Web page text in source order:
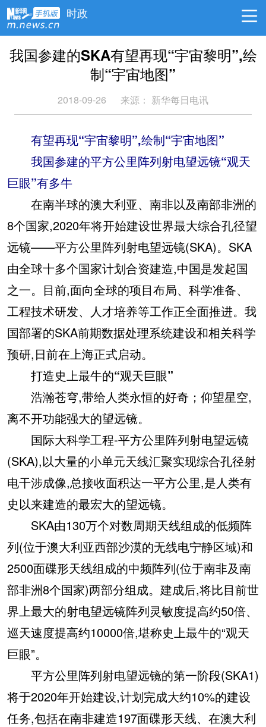
时政
我国参建的SKA有望再现“宇宙黎明”,绘
制“宇宙地图”
2018-09-26 来源： 新华每日电讯
有望再现“宇宙黎明”,绘制“宇宙地图”
我国参建的平方公里阵列射电望远镜“观天
巨眼”有多牛
在南半球的澳大利亚、南非以及南部非洲的
8个国家,2020年将开始建设世界最大综合孔径望
远镜——平方公里阵列射电望远镜(SKA)。SKA
由全球十多个国家计划合资建造,中国是发起国
之一。目前,面向全球的项目布局、科学准备、
工程技术研发、人才培养等工作正全面推进。我
国部署的SKA前期数据处理系统建设和相关科学
预研,日前在上海正式启动。
打造史上最牛的“观天巨眼”
浩瀚苍穹,带给人类永恒的好奇；仰望星空,
离不开功能强大的望远镜。
国际大科学工程-平方公里阵列射电望远镜
(SKA),以大量的小单元天线汇聚实现综合孔径射
电干涉成像,总接收面积达一平方公里,是人类有
史以来建造的最宏大的望远镜。
SKA由130万个对数周期天线组成的低频阵
列(位于澳大利亚西部沙漠的无线电宁静区域)和
2500面碟形天线组成的中频阵列(位于南非及南
部非洲8个国家)两部分组成。建成后,将比目前世
界上最大的射电望远镜阵列灵敏度提高约50倍、
巡天速度提高约10000倍,堪称史上最牛的“观天
巨眼”。
平方公里阵列射电望远镜的第一阶段(SKA1)
将于2020年开始建设,计划完成大约10%的建设
任务,包括在南非建造197面碟形天线、在澳大利